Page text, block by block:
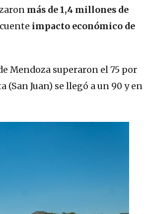
más de 1,4 millones de
impacto económico de
Mendoza superaron el 75 por
Juan) se llegó a un 90 y en